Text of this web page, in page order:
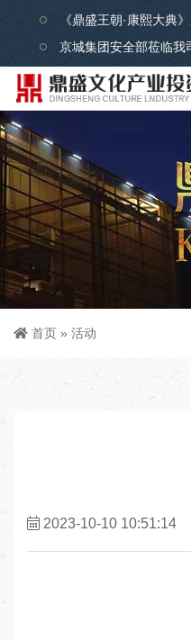
《鼎盛王朝·康熙大典
京城集团安全部莅临我
首页 » 活动
2023-10-10 10:51:14